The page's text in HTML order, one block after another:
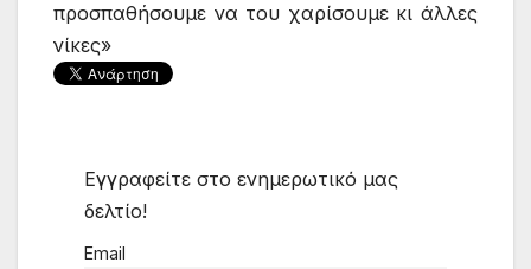
προσπαθήσουμε να του χαρίσουμε κι άλλες
νίκες»
Εγγραφείτε στο ενημερωτικό μας
δελτίο!
Email